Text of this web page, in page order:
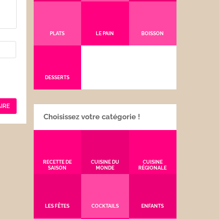
PLATS LE PAIN BOISSON
DESSERTS
Choisissez votre catégorie !
RECETTE DE
SAISON
CUISINE DU
MONDE
CUISINE
RÉGIONALE
LES FÊTES COCKTAILS ENFANTS